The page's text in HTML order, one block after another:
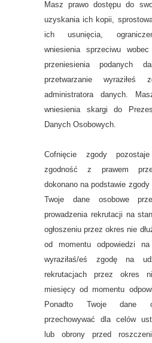
Masz prawo dostępu do
uzyskania ich kopii,
ich usunięcia,
wniesienia sprzeciwu
przeniesienia podanych
przetwarzanie wyraziłeś
administratora danych.
wniesienia skargi do
Danych Osobowych.
Cofnięcie zgody
zgodność z prawem
dokonano na podstawie
Twoje dane osobowe
prowadzenia rekrutacji na
ogłoszeniu przez okres nie
od momentu odpowiedzi
wyraziłaś/eś zgodę na
rekrutacjach przez okres
miesięcy od momentu
Ponadto Twoje dane
przechowywać dla celów
lub obrony przed